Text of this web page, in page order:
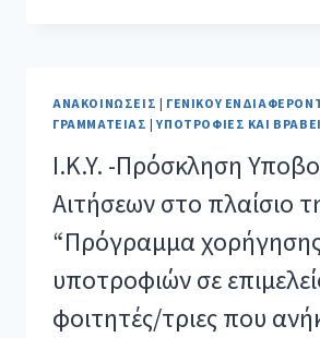
ΑΝΑΚΟΙΝΏΣΕΙΣ | ΓΕΝΙΚΟΎ
ΓΡΑΜΜΑΤΕΊΑΣ |ΥΠΟΤΡΟΦΊΕΣ ΚΑΙ
Ι.K.Y. -Πρόσκληση
Αιτήσεων στο πλαίσιο
“Πρόγραμμα
υποτροφιών σε
φοιτητές/τριες που